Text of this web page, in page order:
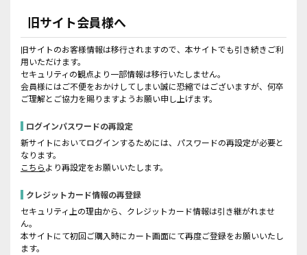
旧サイト会員様へ
旧サイトのお客様情報は移行されますので、本サイトでも引き続きご利
用いただけます。
セキュリティの観点より一部情報は移行いたしません。
会員様にはご不便をおかけしてしまい誠に恐縮ではございますが、何卒
ご理解とご協力を賜りますようお願い申し上げます。
ログインパスワードの再設定
新サイトにおいてログインするためには、パスワードの再設定が必要と
なります。
こちらより再設定をお願いいたします。
クレジットカード情報の再登録
セキュリティ上の理由から、クレジットカード情報は引き継がれませ
ん。
本サイトにて初回ご購入時にカート画面にて再度ご登録をお願いいたし
ます。